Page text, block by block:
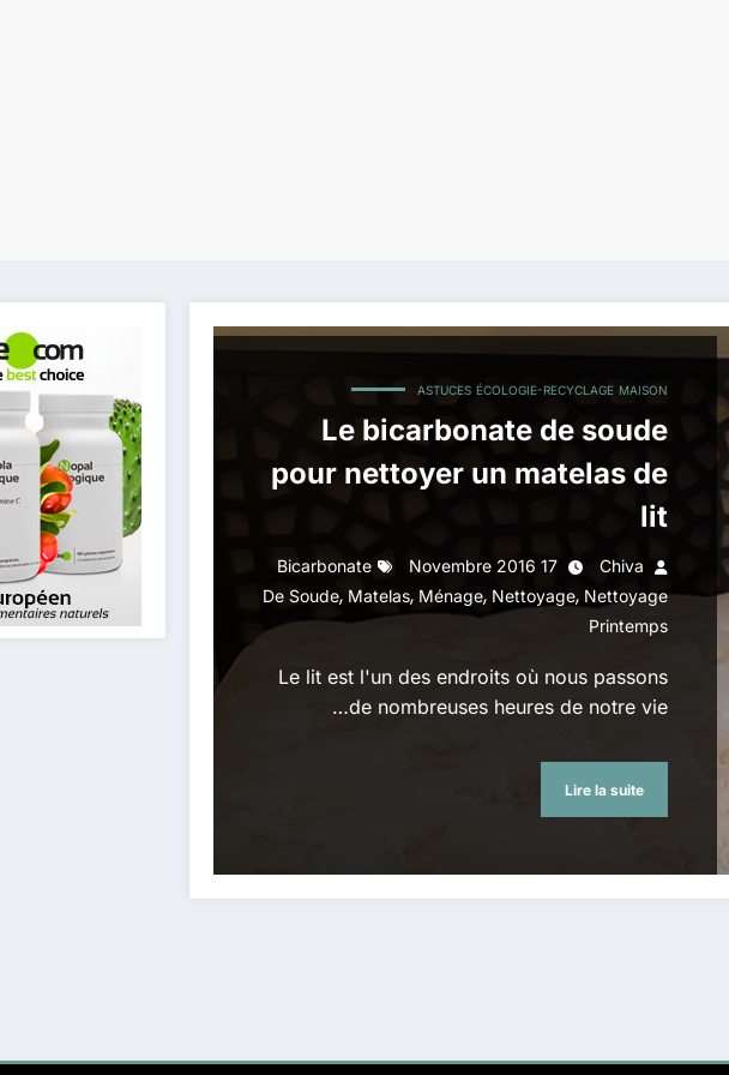
ASTUCES ÉCOLOGIE-RECYCLAGE MAISON
Le bicarbonate de soude
pour nettoyer un matelas de
lit
Chiva
17 Novembre 2016
Bicarbonate
De Soude, Matelas, Ménage, Nettoyage, Nettoyage
Printemps
Le lit est l'un des endroits où nous passons
de nombreuses heures de notre vie…
Lire la suite